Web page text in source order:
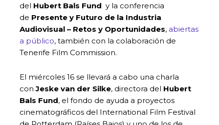
del Hubert Bals Fund y la conferencia
de Presente y Futuro de la Industria
Audiovisual – Retos y Oportunidades, abiertas
a público, también con la colaboración de
Tenerife Film Commission.
El miércoles 16 se llevará a cabo una charla
conJeske van der Silke, directora del Hubert
Bals Fund, el fondo de ayuda a proyectos
cinematográficos del International Film Festival